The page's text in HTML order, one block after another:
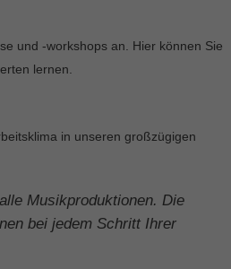
und -workshops an. Hier können Sie
lernen.
in unseren großzügigen
Musikproduktionen. Die
bei jedem Schritt Ihrer